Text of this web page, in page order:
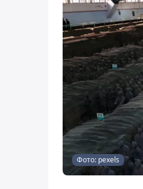
Фото: pexels